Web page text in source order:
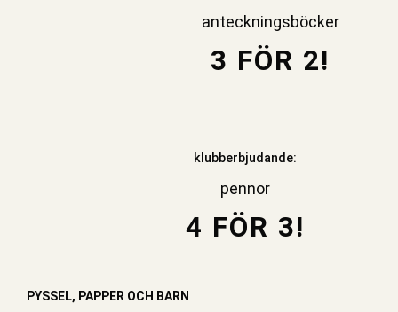
anteckningsböcker
3 FÖR 2!
klubberbjudande:
pennor
4 FÖR 3!
PYSSEL, PAPPER OCH BARN